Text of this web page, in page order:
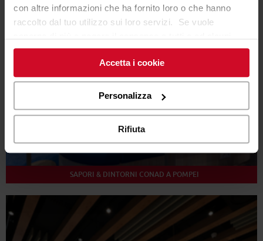
con altre informazioni che ha fornito loro o che hanno
raccolto dal tuo utilizzo sui loro servizi. Se vuole
cookieclicchi qui. Il consenso può essere espresso
cliccando sul tasto “Accetta i cookie”. Se non vuole i
cookie di profilazione può negare il consenso sul tasto
Accetta i cookie
Personalizza
Rifiuta
SAPORI & DINTORNI CONAD A POMPEI